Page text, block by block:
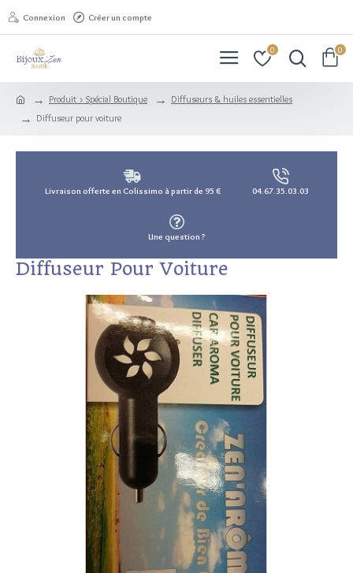
Connexion Créer un compte
0 0
Produit > Spécial Boutique
Diffuseurs & huiles essentielles
Diffuseur pour voiture
Livraison offerte en Colissimo à partir de 95 € 04.67.35.03.03
Une question ?
Diffuseur Pour Voiture